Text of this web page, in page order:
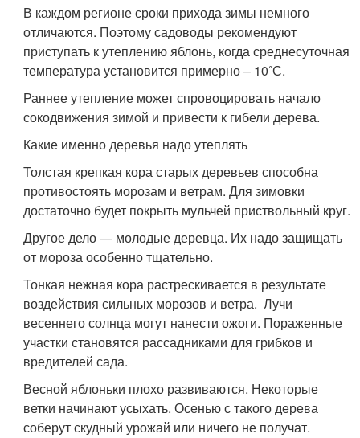
В каждом регионе сроки прихода зимы немного
отличаются. Поэтому садоводы рекомендуют
приступать к утеплению яблонь, когда среднесуточная
температура установится примерно – 10˚С.
Раннее утепление может спровоцировать начало
сокодвижения зимой и привести к гибели дерева.
Какие именно деревья надо утеплять
Толстая крепкая кора старых деревьев способна
противостоять морозам и ветрам. Для зимовки
достаточно будет покрыть мульчей приствольный круг.
Другое дело — молодые деревца. Их надо защищать
от мороза особенно тщательно.
Тонкая нежная кора растрескивается в результате
воздействия сильных морозов и ветра. Лучи
весеннего солнца могут нанести ожоги. Пораженные
участки становятся рассадниками для грибков и
вредителей сада.
Весной яблоньки плохо развиваются. Некоторые
ветки начинают усыхать. Осенью с такого дерева
соберут скудный урожай или ничего не получат.